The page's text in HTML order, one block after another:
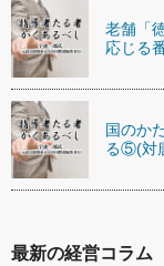
老舗「
応じる
国のか
る⑤(対
最新の経営コラム